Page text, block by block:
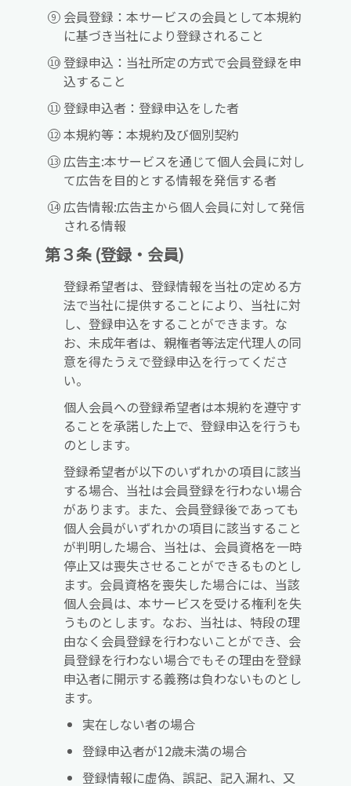
会員登録：本サービスの会員として本規約
に基づき当社により登録されること
登録申込：当社所定の方式で会員登録を申
込すること
登録申込者：登録申込をした者
本規約等：本規約及び個別契約
広告主:本サービスを通じて個人会員に対し
て広告を目的とする情報を発信する者
広告情報:広告主から個人会員に対して発信
される情報
第３条 (登録・会員)
登録希望者は、登録情報を当社の定める方
法で当社に提供することにより、当社に対
し、登録申込をすることができます。な
お、未成年者は、親権者等法定代理人の同
意を得たうえで登録申込を行ってくださ
い。
個人会員への登録希望者は本規約を遵守す
ることを承諾した上で、登録申込を行うも
のとします。
登録希望者が以下のいずれかの項目に該当
する場合、当社は会員登録を行わない場合
があります。また、会員登録後であっても
個人会員がいずれかの項目に該当すること
が判明した場合、当社は、会員資格を一時
停止又は喪失させることができるものとし
ます。会員資格を喪失した場合には、当該
個人会員は、本サービスを受ける権利を失
うものとします。なお、当社は、特段の理
由なく会員登録を行わないことができ、会
員登録を行わない場合でもその理由を登録
申込者に開示する義務は負わないものとし
ます。
実在しない者の場合
登録申込者が12歳未満の場合
登録情報に虚偽、誤記、記入漏れ、又